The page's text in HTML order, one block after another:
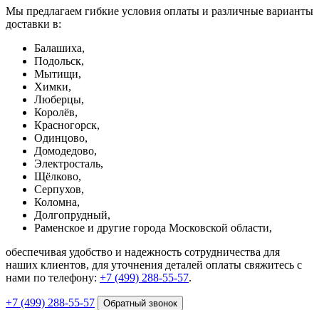
Мы предлагаем гибкие условия оплаты и различные варианты
доставки в:
Балашиха,
Подольск,
Мытищи,
Химки,
Люберцы,
Королёв,
Красногорск,
Одинцово,
Домодедово,
Электросталь,
Щёлково,
Серпухов,
Коломна,
Долгопрудный,
Раменское и другие города Московской области,
обеспечивая удобство и надежность сотрудничества для
наших клиентов, для уточнения деталей оплаты свяжитесь с
нами по телефону: +7 (499) 288-55-57.
+7 (499) 288-55-57